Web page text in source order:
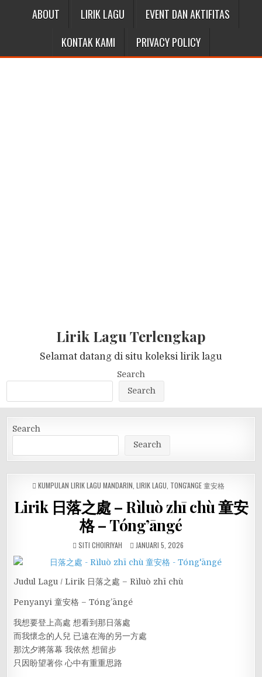
ABOUT LIRIK LAGU
EVENT DAN AKTIFITAS
KONTAK KAMI
PRIVACY POLICY
Lirik Lagu Terlengkap
Selamat datang di situ koleksi lirik lagu
Search
Search
Search
Search
POSTED
KUMPULAN LIRIK LAGU MANDARIN LIRIK LAGU TONG'ANGE 童安格
Lirik 日落之處 – Rìluò zhī chù 童安
格 – Tóng’āngé
SITI CHOIRIYAH JANUARI 5, 2026
Judul Lagu / Lirik 日落之處 – Rìluò zhī chù
Penyanyi 童安格 – Tóng’āngé
我想要登上高處 想看到那日落處
而我懷念的人兒 已遠在海的另一方處
那沈夕將落幕 我依然 想留步
只因盼望著你 心中有重重思路